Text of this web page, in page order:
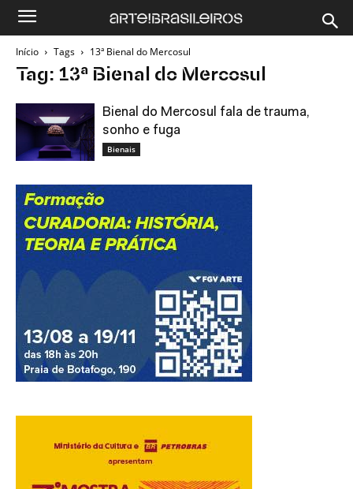
Início Tags 13ª Bienal do Mercosul
Tag: 13ª Bienal do Mercosul
Bienal do Mercosul fala de trauma,
sonho e fuga
Bienais